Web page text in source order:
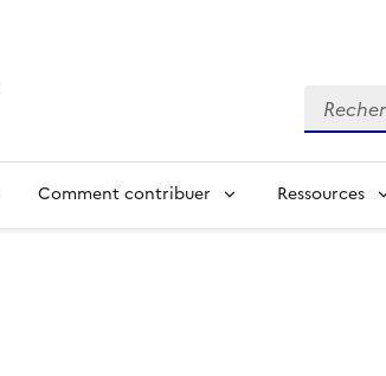
Recherche
Comment contribuer Ressources